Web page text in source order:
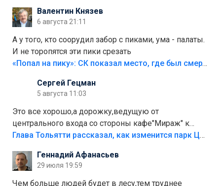
Валентин Князев
6 августа 21:11
А у того, кто соорудил забор с пиками, ума - палаты.
И не торопятся эти пики срезать
«Попал на пику»: СК показал место, где был смертельно травмирован ребенок в Тольятти
Сергей Гецман
5 августа 11:03
Это все хорошо,а дорожку,ведущую от
центрального входа со стороны кафе"Мираж" к
аттракционам слабо доделать?А то бордюры
лежала в парке и испортилась.Да еще,видимо,часть
украли.
Глава Тольятти рассказал, как изменится парк Центрального района
Геннадий Афанасьев
29 июля 19:59
Чем больше людей будет в лесу,тем труднее